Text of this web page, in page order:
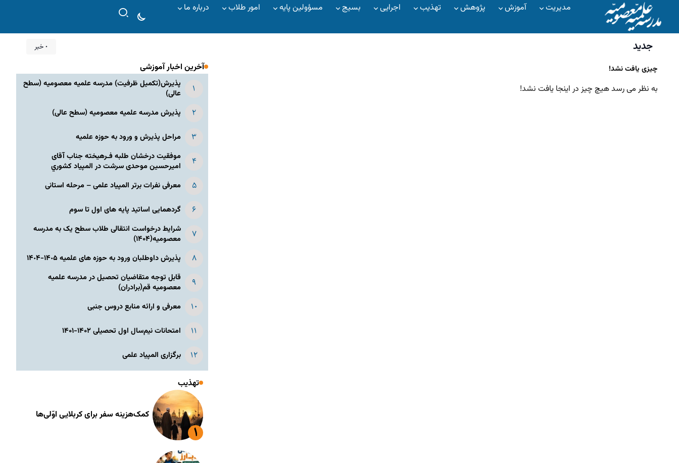
مدیریت آموزش پژوهش تهذیب اجرایی بسیج مسؤولین پایه امور طلاب درباره ما
جدید ۰ خبر
چیزی یافت نشد!
به نظر می رسد هیچ چیز در اینجا یافت نشد!
آخرین اخبار آموزشی
پذیرش(تکمیل ظرفیت) مدرسه علمیه معصومیه‌ (سطح
عالی)
پذیرش مدرسه علمیه معصومیه‌ (سطح عالی)
مراحل پذیرش و ورود به حوزه علمیه
موفقیت درخشان طلبه فـرهیخته جناب آقای
امیرحسین موحدی سرشت در المپياد كشوري
معرفی نفرات برتر المپیاد علمی – مرحله استانی
گردهمایی اساتید پایه های اول تا سوم
شرایط درخواست انتقالی طلاب سطح یک به مدرسه
معصومیه(۱۴۰۴)
پذیرش داوطلبان ورود به حوزه های علمیه ١۴٠۵-١۴٠۴
قابل توجه متقاضیان تحصیل در مدرسه علمیه
معصومیه قم(برادران)
معرفی و ارائه منابع دروس جنبی
امتحانات نیم‌سال اول تحصیلی ۱۴۰۲-۱۴۰۱
برگزاری المپیاد علمی
تهذیب
کمک‌هزینه سفر برای کربلایی اوّلی‌ها